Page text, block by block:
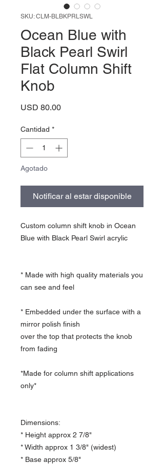
SKU: CLM-BLBKPRLSWL
Ocean Blue with
Black Pearl Swirl
Flat Column Shift
Knob
USD 80.00Precio
Cantidad *
Agotado
Notificar al estar disponible
Custom column shift knob in Ocean
Blue with Black Pearl Swirl acrylic
* Made with high quality materials you
can see and feel
* Embedded under the surface with a
mirror polish finish
over the top that protects the knob
from fading
*Made for column shift applications
only*
Dimensions:
* Height approx 2 7/8"
* Width approx 1 3/8" (widest)
* Base approx 5/8"